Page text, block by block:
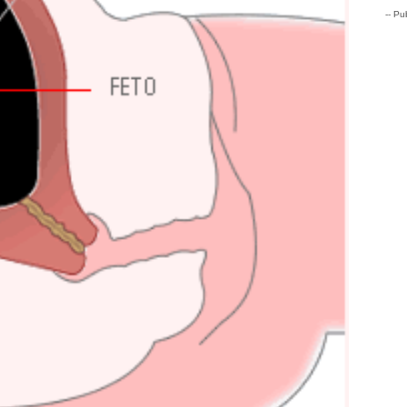
--